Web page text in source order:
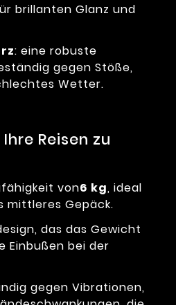
brillanten Glanz und
: eine robuste
gegen Stöße,
Wetter.
Reisen zu
von6 kg, ideal
mittleres Gepäck.
das das Gewicht
Einbußen bei der
gegen Vibrationen,